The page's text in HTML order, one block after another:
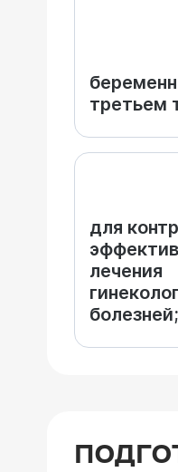
третьем
для
лечения
болезней;